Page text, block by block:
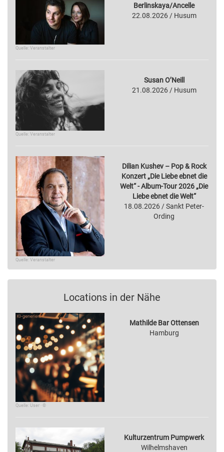
Quelle: Veranstalter
Berlinskaya/Ancelle
22.08.2026 / Husum
Quelle: Veranstalter
Susan O’Neill
21.08.2026 / Husum
Quelle: Veranstalter
Dilian Kushev – Pop & Rock
Konzert „Die Liebe ebnet die
Welt“ - Album-Tour 2026 „Die
Liebe ebnet die Welt“
18.08.2026 / Sankt Peter-
Ording
Locations in der Nähe
Quelle: User · ©
Mathilde Bar Ottensen
Hamburg
Kulturzentrum Pumpwerk
Wilhelmshaven